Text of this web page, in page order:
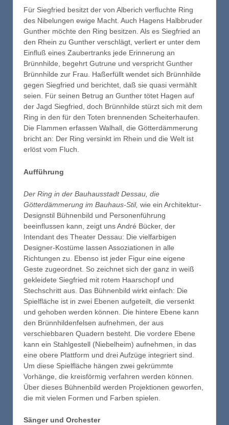
Für Siegfried besitzt der von Alberich verfluchte Ring
des Nibelungen ewige Macht. Auch Hagens Halbbruder
Gunther möchte den Ring besitzen. Als es Siegfried an
den Rhein zu Gunther verschlägt, verliert er unter dem
Einfluß eines Zaubertranks jede Erinnerung an
Brünnhilde, begehrt Gutrune und verspricht Gunther
Brünnhilde zur Frau. Haßerfüllt wendet sich Brünnhilde
gegen Siegfried und berichtet, daß sie quasi vermählt
seien. Für seinen Betrug an Gunther tötet Hagen auf
der Jagd Siegfried, doch Brünnhilde stürzt sich mit dem
Ring in den für den Toten brennenden Scheiterhaufen.
Die Flammen erfassen Walhall, die Götterdämmerung
bricht an: Der Ring versinkt im Rhein und die Welt ist
erlöst vom Fluch.
Aufführung
Der Ring in der Bauhausstadt Dessau, die
Götterdämmerung im Bauhaus-Stil, wie ein Architektur-
Designstil Bühnenbild und Personenführung
beeinflussen kann, zeigt uns André Bücker, der
Intendant des Theater Dessau: Die vielfarbigen
Designer-Kostüme lassen Assoziationen in alle
Richtungen zu. Ebenso ist jeder Figur eine eigene
Geste zugeordnet. So zeichnet sich der ganz in weiß
gekleidete Siegfried mit rotem Haarschopf und
Stechschritt aus. Das Bühnenbild wirkt einfach: Die
Spielfläche ist in zwei Ebenen aufgeteilt, die versenkt
und gehoben werden können. Die hintere Ebene kann
den Brünnhildenfelsen aufnehmen, der aus
verschiebbaren Quadern besteht. Die vordere Ebene
kann ein Stahlgestell (Niebelheim) aufnehmen, in das
eine obere Plattform und drei Aufzüge integriert sind.
Um diese Spielfläche hängen zwei gekrümmte
Vorhänge, die kreisförmig verfahren werden können.
Über dieses Bühnenbild werden Projektionen geworfen,
die mit vielen Formen und Farben spielen.
Sänger und Orchester